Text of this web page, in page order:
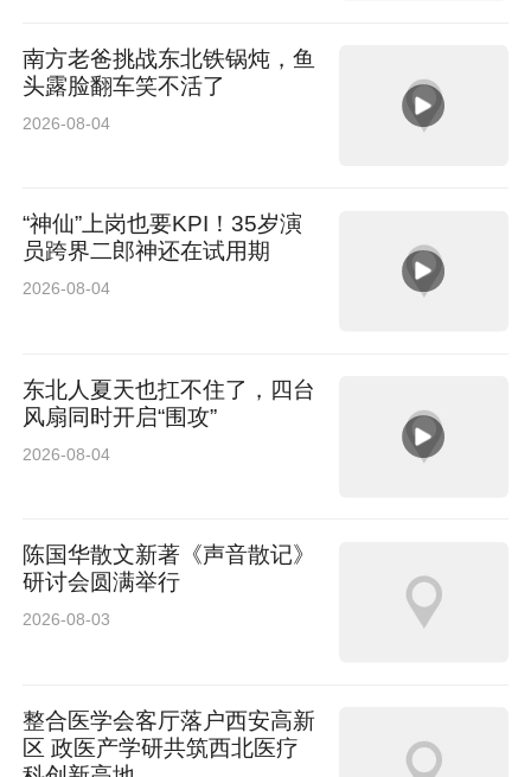
南方老爸挑战东北铁锅炖，鱼
头露脸翻车笑不活了
2026-08-04
“神仙”上岗也要KPI！35岁演
员跨界二郎神还在试用期
2026-08-04
东北人夏天也扛不住了，四台
风扇同时开启“围攻”
2026-08-04
陈国华散文新著《声音散记》
研讨会圆满举行
2026-08-03
整合医学会客厅落户西安高新
区 政医产学研共筑西北医疗